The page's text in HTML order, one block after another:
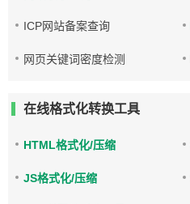
ICP网站备案查询
网页关键词密度检测
在线格式化转换工具
HTML格式化/压缩
JS格式化/压缩